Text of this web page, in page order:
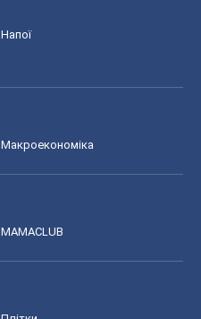
Напої
Макроекономіка
MAMACLUB